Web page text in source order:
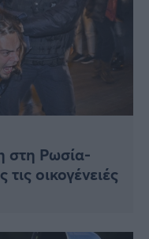
στη Ρωσία-
οικογένειές